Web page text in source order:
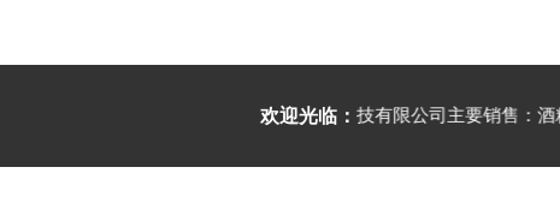
欢迎光临：
厦门纳佰科技有限公司主要销售：酒